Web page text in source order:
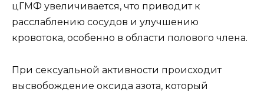
цГМФ увеличивается, что приводит к
расслаблению сосудов и улучшению
кровотока, особенно в области полового члена.
При сексуальной активности происходит
высвобождение оксида азота, который